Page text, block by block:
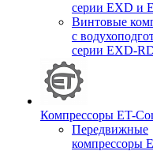
серии EXD и
Винтовые
с
серии EXD-
Компрессоры ET-
Передвижные
компрессоры